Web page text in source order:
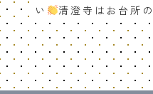
い
清澄寺はお台所